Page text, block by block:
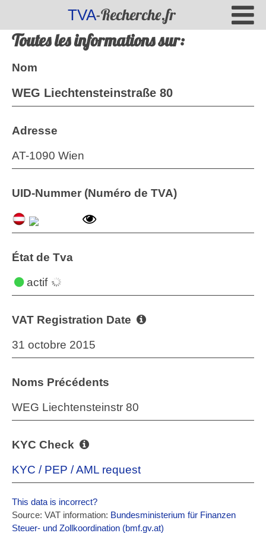
TVA-Recherche.fr
Toutes les informations sur:
Nom
WEG Liechtensteinstraße 80
Adresse
AT-1090 Wien
UID-Nummer (Numéro de TVA)
État de Tva
actif
VAT Registration Date
31 octobre 2015
Noms Précédents
WEG Liechtensteinstr 80
KYC Check
KYC / PEP / AML request
This data is incorrect?
Source: VAT information: Bundesministerium für Finanzen
Steuer- und Zollkoordination (bmf.gv.at)